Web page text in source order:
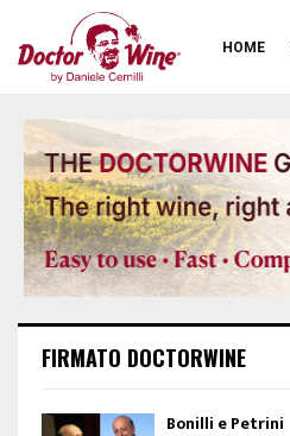
HOME
FIRMATO DOCTORWINE
Bonilli e Petrini